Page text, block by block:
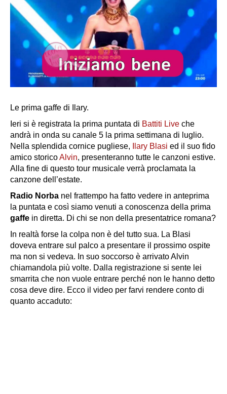
Le prima gaffe di Ilary.
Ieri si è registrata la prima puntata di Battiti Live che
andrà in onda su canale 5 la prima settimana di luglio.
Nella splendida cornice pugliese,
Ilary Blasi ed il suo fido
amico storicoAlvin, presenteranno tutte le canzoni estive.
Alla fine di questo tour musicale verrà proclamata la
canzone dell’estate.
Radio Norba nel frattempo ha fatto vedere in anteprima
la puntata e così siamo venuti a conoscenza della prima
gaffe in diretta. Di chi se non della presentatrice romana?
In realtà forse la colpa non è del tutto sua. La Blasi
doveva entrare sul palco a presentare il prossimo ospite
ma non si vedeva. In suo soccorso è arrivato Alvin
chiamandola più volte. Dalla registrazione si sente lei
smarrita che non vuole entrare perché non le hanno detto
cosa deve dire. Ecco il video per farvi rendere conto di
quanto accaduto: